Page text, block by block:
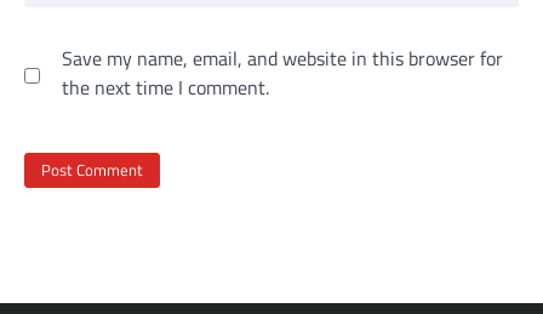
Save my name, email, and website in this browser for
the next time I comment.